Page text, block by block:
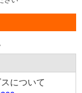
について